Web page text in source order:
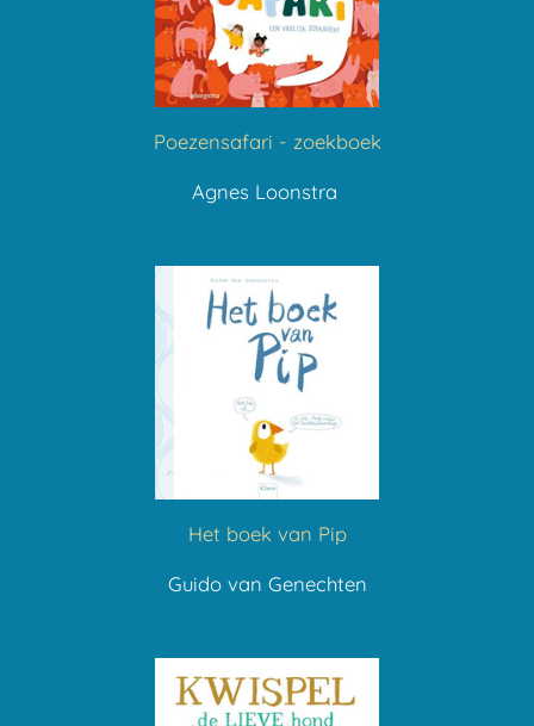
Poezensafari - zoekboek
Agnes Loonstra
Het boek van Pip
Guido van Genechten